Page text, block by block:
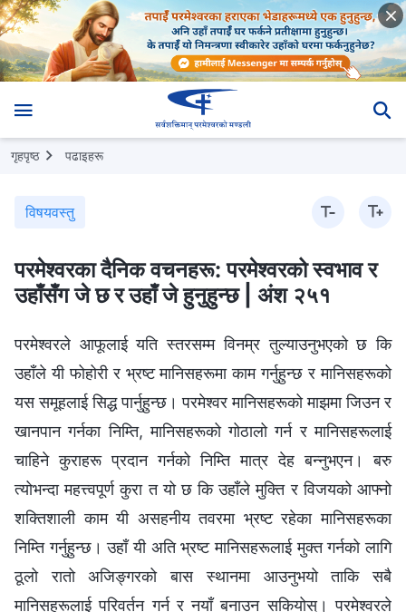
गृहपृष्ठ पढाइहरू
विषयवस्तु
परमेश्‍वरका दैनिक वचनहरू: परमेश्‍वरको स्वभाव र
उहाँसँग जे छ र उहाँ जे हुनुहुन्छ | अंश २५१
परमेश्‍वरले आफूलाई यति स्तरसम्म विनम्र तुल्याउनुभएको छ कि
उहाँले यी फोहोरी र भ्रष्ट मानिसहरूमा काम गर्नुहुन्छ र मानिसहरूको
यस समूहलाई सिद्ध पार्नुहुन्छ। परमेश्‍वर मानिसहरूको माझमा जिउन र
खानपान गर्नका निम्ति, मानिसहरूको गोठालो गर्न र मानिसहरूलाई
चाहिने कुराहरू प्रदान गर्नको निम्ति मात्र देह बन्नुभएन। बरु
त्योभन्दा महत्त्वपूर्ण कुरा त यो छ कि उहाँले मुक्ति र विजयको आफ्नो
शक्तिशाली काम यी असहनीय तवरमा भ्रष्ट रहेका मानिसहरूका
निम्ति गर्नुहुन्छ। उहाँ यी अति भ्रष्ट मानिसहरूलाई मुक्त गर्नको लागि
ठूलो रातो अजिङ्गरको बास स्थानमा आउनुभयो ताकि सबै
मानिसहरूलाई परिवर्तन गर्न र नयाँ बनाउन सकियोस्। परमेश्‍वरले